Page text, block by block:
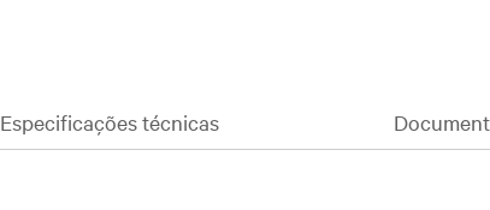
Especificações técnicas